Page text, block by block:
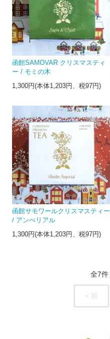
函館SAMOVAR クリスマスティ
ー / モミの木
1,300円(本体1,203円、税97円)
函館サモワールクリスマスティー
/ アンぺリアル
1,300円(本体1,203円、税97円)
全7件
< 前